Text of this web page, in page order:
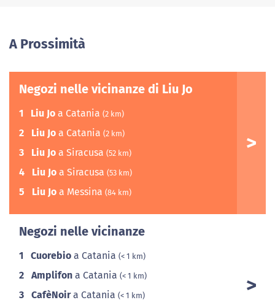
A Prossimità
Negozi nelle vicinanze di Liu Jo
1 Liu Jo a Catania (2 km)
2 Liu Jo a Catania (2 km)
3 Liu Jo a Siracusa (52 km)
4 Liu Jo a Siracusa (53 km)
5 Liu Jo a Messina (84 km)
Negozi nelle vicinanze
1 Cuorebio a Catania (< 1 km)
2 Amplifon a Catania (< 1 km)
3 CafèNoira Catania (< 1 km)